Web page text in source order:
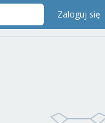
Zaloguj się